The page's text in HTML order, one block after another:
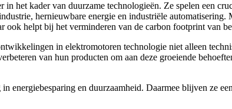
het kader van duurzame technologieën. Ze spelen een
hernieuwbare energie en industriële
ook helpt bij het verminderen van de carbon footprint van
in elektromotoren technologie niet alleen
van hun producten om aan deze groeiende
en duurzaamheid. Daarmee blijven ze